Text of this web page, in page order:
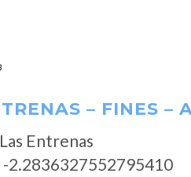
– FINES –
Entrenas
-2.2836327552795410